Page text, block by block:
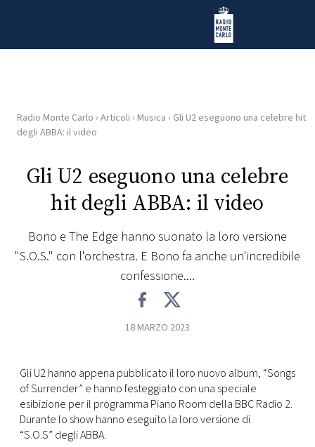
Radio Monte Carlo
HOME
RADIO
PLAYLIST
CONCORSI
EVENTI
Radio Monte Carlo › Articoli › Musica › Gli U2 eseguono una celebre hit
degli ABBA: il video
Gli U2 eseguono una celebre
hit degli ABBA: il video
Bono e The Edge hanno suonato la loro versione
"S.O.S." con l'orchestra. E Bono fa anche un'incredibile
confessione....
18 MARZO 2023
Gli U2 hanno appena pubblicato il loro nuovo album, “Songs
of Surrender” e hanno festeggiato con una speciale
esibizione per il programma Piano Room della BBC Radio 2.
Durante lo show hanno eseguito la loro versione di
“S.O.S” degli ABBA.